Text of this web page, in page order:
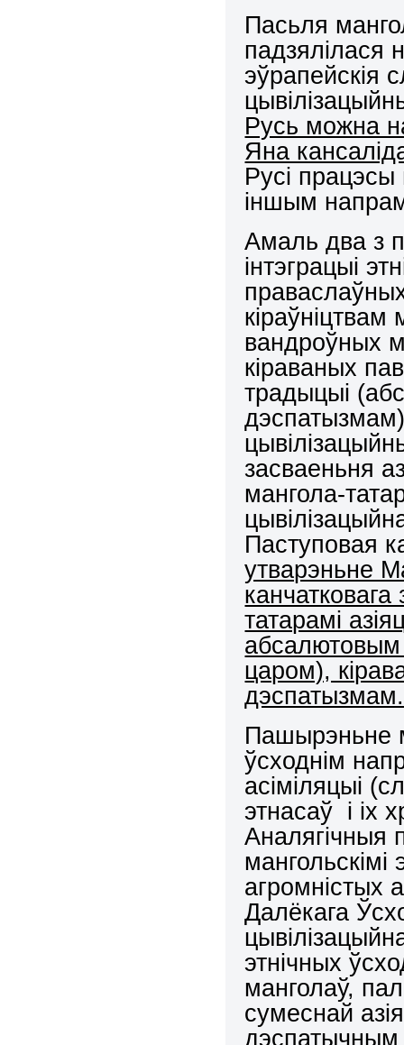
Пасьля
падзялілася
эўрапейскія
Русь можна
Яна
Русі працэсы
іншым
Амаль два з
інтэграцыі
вандроўных
кіраваных
традыцыі
засваеньня
мангола-
Паступовая
утварэньне
татарамі
царом),
дэспатызмам.
Пашырэньне
ўсходнім
асіміляцыі
этнасаў і іх
Аналягічныя
агромністых
Далёкага
этнічных
манголаў,
сумеснай
дэспатычным